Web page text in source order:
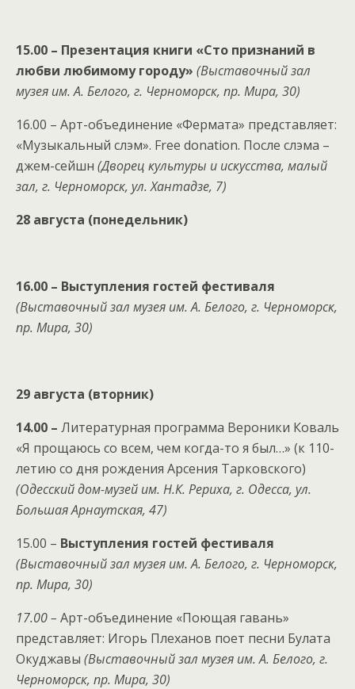
15.00 – Презентация книги «Сто признаний в
любви любимому городу» (Выставочный зал
музея им. А. Белого, г. Черноморск, пр. Мира, 30)
16.00 – Арт-объединение «Фермата» представляет:
«Музыкальный слэм». Free donation. После слэма –
джем-сейшн (Дворец культуры и искусства, малый
зал, г. Черноморск, ул. Хантадзе, 7)
28 августа (понедельник)
16.00 – Выступления гостей фестиваля
(Выставочный зал музея им. А. Белого, г. Черноморск,
пр. Мира, 30)
29 августа (вторник)
14.00 – Литературная программа Вероники Коваль
«Я прощаюсь со всем, чем когда-то я был…» (к 110-
летию со дня рождения Арсения Тарковского)
(Одесский дом-музей им. Н.К. Рериха, г. Одесса, ул.
Большая Арнаутская, 47)
15.00 – Выступления гостей фестиваля
(Выставочный зал музея им. А. Белого, г. Черноморск,
пр. Мира, 30)
17.00 – Арт-объединение «Поющая гавань»
представляет: Игорь Плеханов поет песни Булата
Окуджавы (Выставочный зал музея им. А. Белого, г.
Черноморск, пр. Мира, 30)